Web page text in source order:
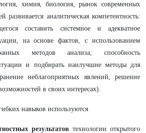
химия, биология, рынок современных
развивается аналитическая компетентность:
составить системное и адекватное
на основе фактов, с использованием
методов анализа; способность
и подбирать наилучшие методы для
неблагоприятных явлений, решение
в своих интересах).
навыков используются
результатов технологии открытого